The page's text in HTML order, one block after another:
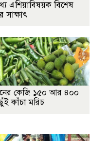
এশিয়াবিষয়ক বিশেষ
সাক্ষাৎ
কেজি ১৫০ আর ৪০০
কাঁচা মরিচ